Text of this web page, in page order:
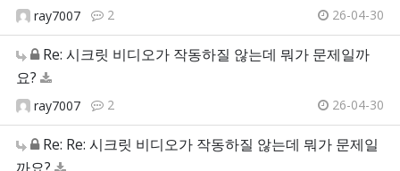
ray7007 2 26-04-30
Re: 시크릿 비디오가 작동하질 않는데 뭐가 문제일까
요?
ray7007 2 26-04-30
Re: Re: 시크릿 비디오가 작동하질 않는데 뭐가 문제일